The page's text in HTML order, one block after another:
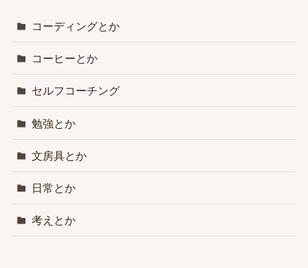
コーディングとか
コーヒーとか
セルフコーチング
勉強とか
文房具とか
日常とか
考えとか